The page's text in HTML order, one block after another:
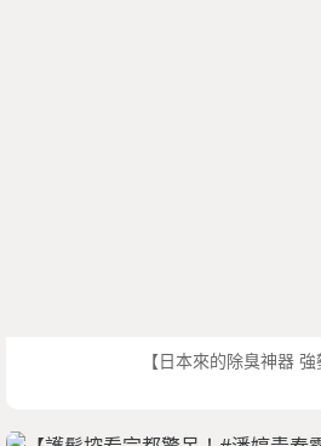
【日本來的除臭神器 強